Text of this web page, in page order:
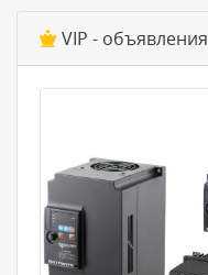
VIP - объявления